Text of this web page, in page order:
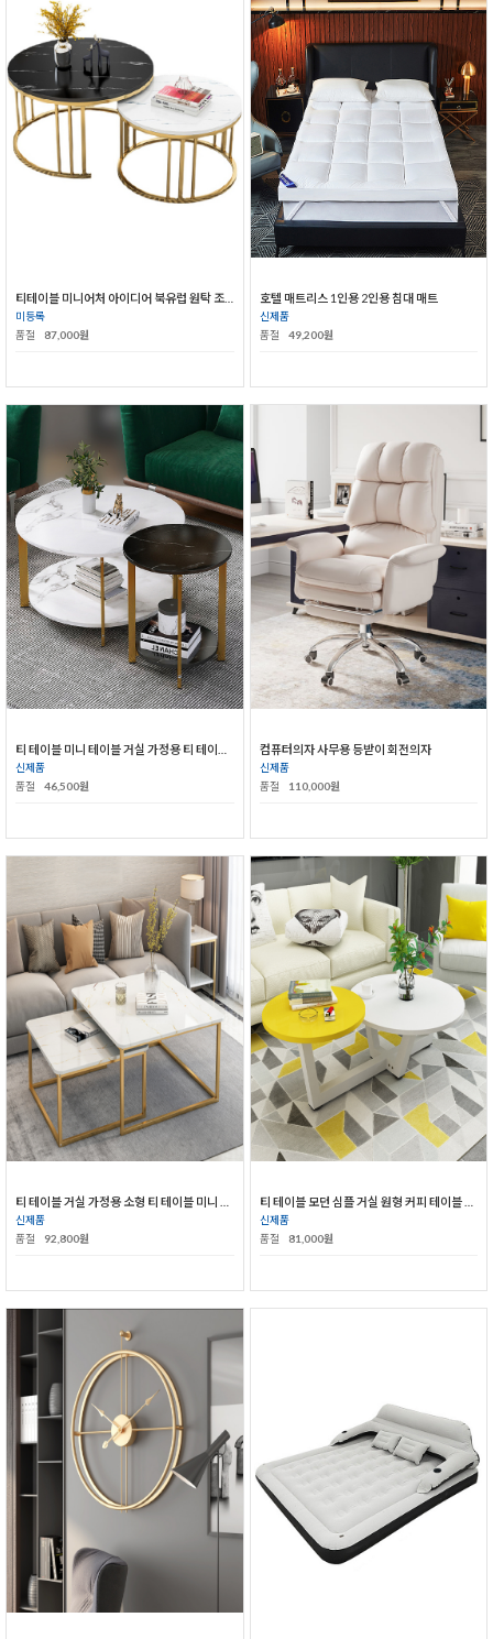
미등록
품절
87,000원
호텔 매트리스 1인용 2인용 침대 매트
신제품
품절
49,200원
신제품
품절
46,500원
컴퓨터의자 사무용 등받이 회전의자
신제품
품절
110,000원
신제품
품절
92,800원
신제품
품절
81,000원